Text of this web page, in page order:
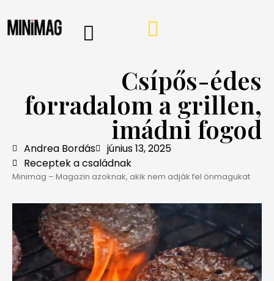
Csípős-édes
forradalom a grillen,
imádni fogod
Andrea Bordás
június 13, 2025
Receptek a családnak
Minimag – Magazin azoknak, akik nem adják fel önmagukat